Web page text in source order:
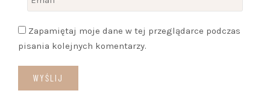
Zapamiętaj moje dane w tej przeglądarce podczas
pisania kolejnych komentarzy.